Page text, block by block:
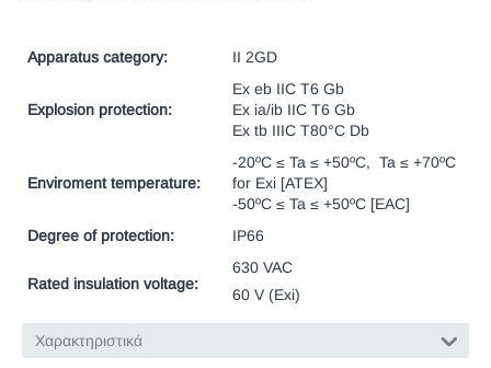
Apparatus category: II 2GD
Explosion protection:
Ex eb IIC T6 Gb
Ex ia/ib IIC T6 Gb
Ex tb IIIC T80°C Db
Enviroment temperature:
-20ºC ≤ Ta ≤ +50ºC, Ta ≤ +70ºC
for Exi [ATEX]
-50ºC ≤ Ta ≤ +50ºC [EAC]
Degree of protection:
IP66
Rated insulation voltage:
630 VAC
60 V (Exi)
Χαρακτηριστικά